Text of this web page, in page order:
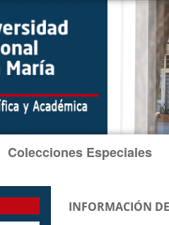
Colecciones Especiales
INFORMACIÓN